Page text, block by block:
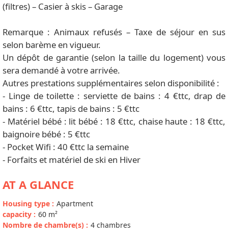
(filtres) – Casier à skis – Garage
Remarque : Animaux refusés – Taxe de séjour en sus
selon barème en vigueur.
Un dépôt de garantie (selon la taille du logement) vous
sera demandé à votre arrivée.
Autres prestations supplémentaires selon disponibilité :
- Linge de toilette : serviette de bains : 4 €ttc, drap de
bains : 6 €ttc, tapis de bains : 5 €ttc
- Matériel bébé : lit bébé : 18 €ttc, chaise haute : 18 €ttc,
baignoire bébé : 5 €ttc
- Pocket Wifi : 40 €ttc la semaine
- Forfaits et matériel de ski en Hiver
AT A GLANCE
Housing type : Apartment
capacity : 60 m²
Nombre de chambre(s) : 4 chambres